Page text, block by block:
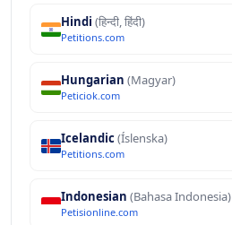
Hindi (हिन्दी, हिंदी)
Petitions.com
Hungarian (Magyar)
Peticiok.com
Icelandic(Íslenska)
Petitions.com
Indonesian (Bahasa Indonesia)
Petisionline.com